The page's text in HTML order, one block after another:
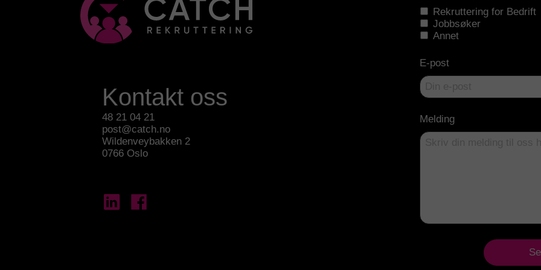
Rekruttering for Bedrift
Jobbsøker
Annet
E-post
Melding
Kontakt oss
48 21 04 21
post@catch.no
Wildenveybakken 2
0766 Oslo